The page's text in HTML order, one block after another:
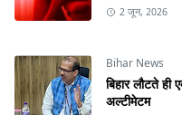
2 जून, 2026
Bihar News
बिहार लौटते
अल्टीमेटम